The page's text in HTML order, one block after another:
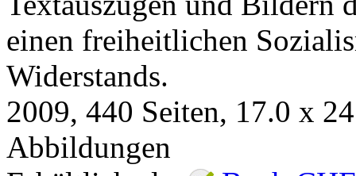
einen freiheitlichen
Widerstands.
2009, 440 Seiten, 17.0 x
Abbildungen